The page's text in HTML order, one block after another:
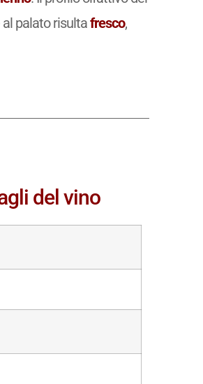
palato risultafresco,
del vino